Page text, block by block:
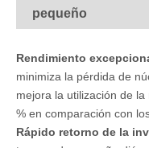
pequeño
Rendimiento
minimiza la pérdida de
mejora la utilización de
% en comparación con
Rápido retorno de la